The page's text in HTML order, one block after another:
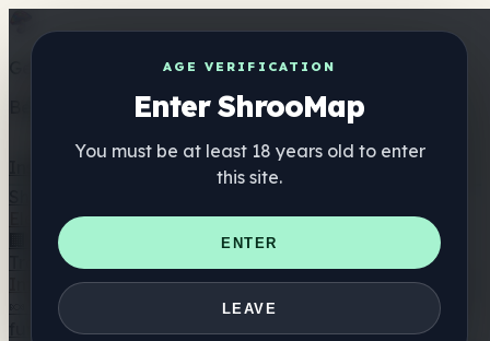
AGE VERIFICATION
Enter ShrooMap
You must be at least 18 years old to enter
this site.
ENTER
LEAVE
Get the ShrooMap app
Better than mobile web — one tap away
Elenco
🏢 Elenco dei marchi
📍 Trova il negozio di testa
Trova il negozio intelligente
🛒 Negozi di teste online
Integratori
🍬 Gomme ai funghi
💊 Capsule di funghi
💧 Tinture di
🫙 Polveri di funghi ☕ Caffè ai funghi 🍫